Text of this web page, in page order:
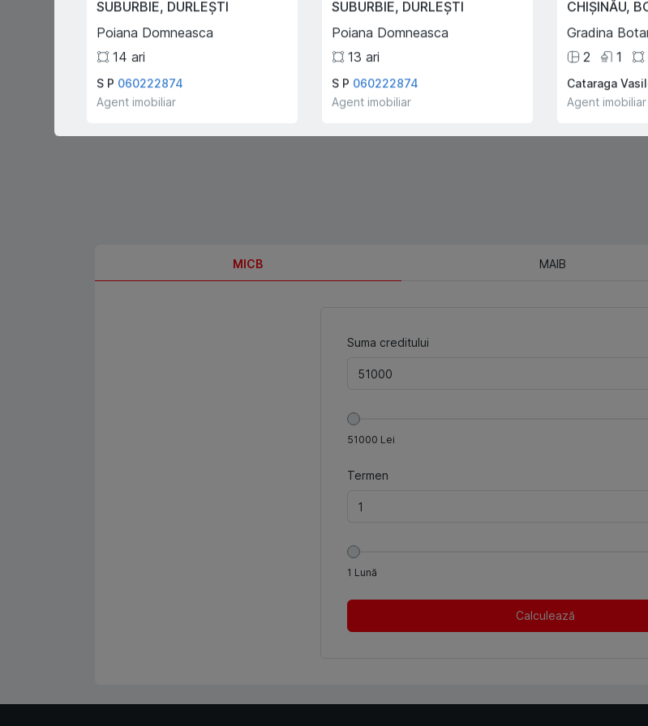
cumpărători și chiriași
gratis!
MICB MAIB
Suma creditului
51000 Lei
Termen
1 Lună
Calculează
SUBURBIE, DURLEȘTI
Poiana Domneasca
14 ari
S P 060222874
Agent imobiliar
SUBURBIE, DURLEȘTI
Poiana Domneasca
13 ari
S P 060222874
Agent imobiliar
CHIȘINĂU,
Gradina
2
1
Cataraga
Agent imobiliar